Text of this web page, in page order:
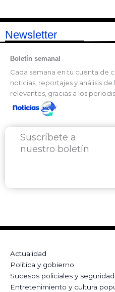
Newsletter
Boletín semanal
Cada semana en tu cuenta de
noticias, reportajes y análisis
relevantes, gracias a los
Suscríbete a
nuestro boletín
Actualidad
Política y gobierno
Sucesos policiales y
Entretenimiento y cultura